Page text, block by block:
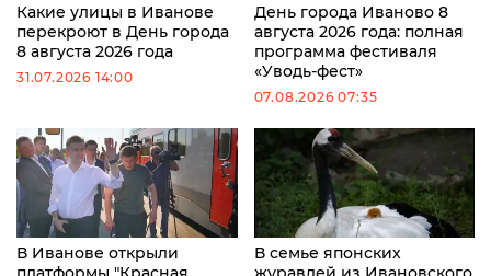
Какие улицы в Иванове
перекроют в День города
8 августа 2026 года
31.07.2026 14:00
День города Иваново 8
августа 2026 года: полная
программа фестиваля
«Уводь-фест»
07.08.2026 07:35
В Иванове открыли
В семье японских